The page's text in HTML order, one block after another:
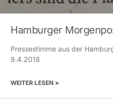
Hamburger
Pressestimme aus der
9.4.2018
WEITER LESEN »